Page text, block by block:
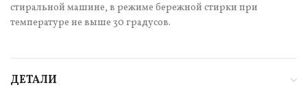
стиральной машине, в режиме бережной стирки при
температуре не выше 30 градусов.
ДЕТАЛИ